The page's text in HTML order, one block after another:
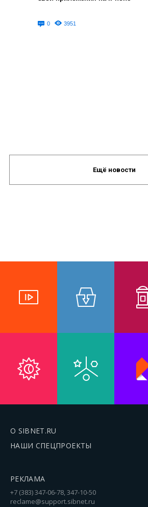
0 3951
Ещё новости
О SIBNET.RU
НАШИ СПЕЦПРОЕКТЫ
РЕКЛАМА
+7 (383) 347-06-78, 347-10-50
reclame@support.sibnet.ru